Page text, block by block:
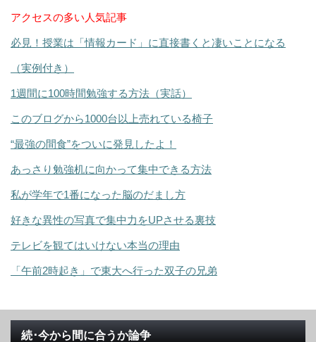
アクセスの多い人気記事
必見！授業は「情報カード」に直接書くと凄いことになる
（実例付き）
1週間に100時間勉強する方法（実話）
このブログから1000台以上売れている椅子
“最強の間食”をついに発見したよ！
あっさり勉強机に向かって集中できる方法
私が学年で1番になった脳のだまし方
好きな異性の写真で集中力をUPさせる裏技
テレビを観てはいけない本当の理由
「午前2時起き」で東大へ行った双子の兄弟
続･今から間に合うか論争